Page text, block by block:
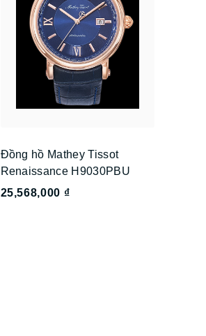
Đồng hồ Mathey Tissot
Renaissance H9030PBU
25,568,000 ₫